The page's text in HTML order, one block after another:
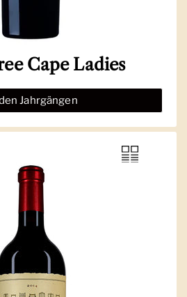
Cape Ladies
Jahrgängen